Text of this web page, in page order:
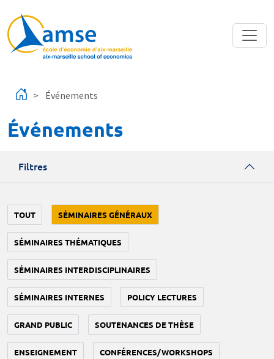
Événements
Événements
Filtres
TOUT SÉMINAIRES GÉNÉRAUX
SÉMINAIRES THÉMATIQUES
SÉMINAIRES INTERDISCIPLINAIRES
SÉMINAIRES INTERNES POLICY LECTURES
GRAND PUBLIC SOUTENANCES DE THÈSE
ENSEIGNEMENT CONFÉRENCES/WORKSHOPS